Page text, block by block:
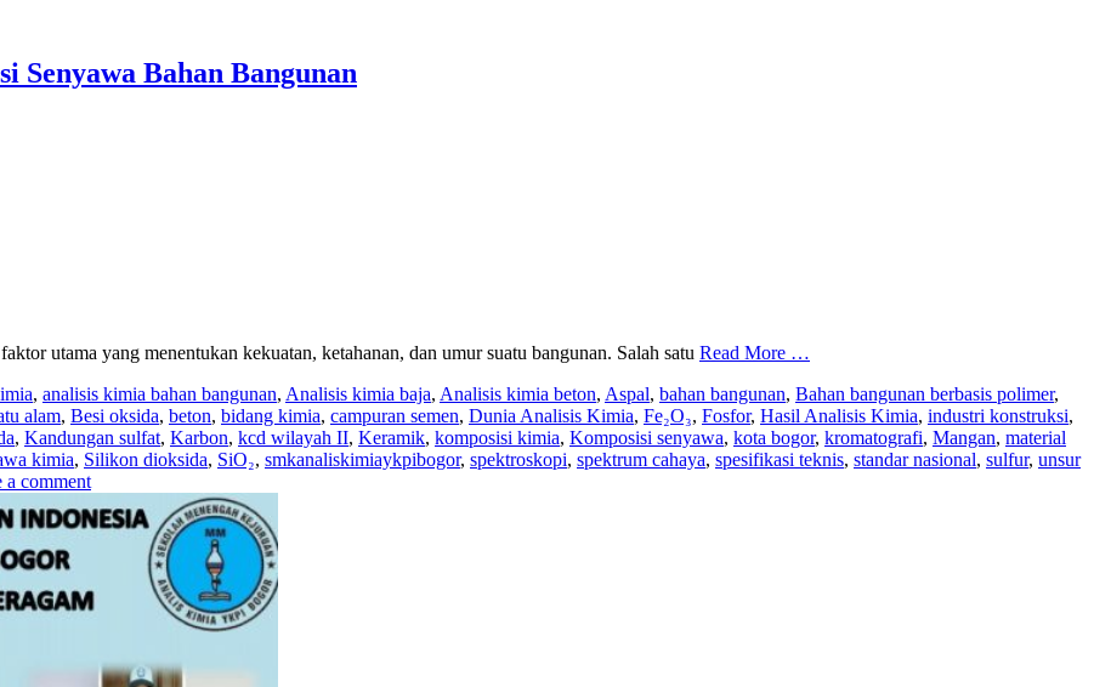
Senyawa Bahan Bangunan
utama yang menentukan kekuatan, ketahanan, dan umur suatu bangunan. Salah satu Read More …
, analisis kimia bahan bangunan, Analisis kimia baja, Analisis kimia beton, Aspal, bahan bangunan, Bahan bangunan berbasis polimer,
alam, Besi oksida, beton, bidang kimia, campuran semen, Dunia Analisis Kimia, Fe₂O₃, Fosfor, Hasil Analisis Kimia, industri konstruksi,
, Kandungan sulfat, Karbon, kcd wilayah II, Keramik, komposisi kimia, Komposisi senyawa, kota bogor, kromatografi, Mangan, material
kimia, Silikon dioksida, SiO₂, smkanaliskimiaykpibogor, spektroskopi, spektrum cahaya, spesifikasi teknis, standar nasional, sulfur, unsur
a comment